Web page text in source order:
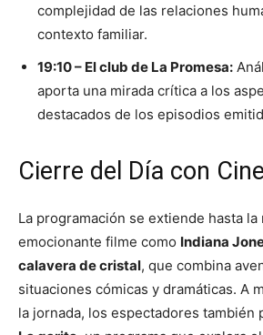
complejidad de las relaciones
contexto familiar.
19:10 – El club de La Promesa:
aporta una mirada crítica a los
destacados de los episodios
Cierre del Día con
La programación se extiende hasta la
emocionante filme como Indiana
calavera de cristal, que combina
situaciones cómicas y dramáticas. A
la jornada, los espectadores también